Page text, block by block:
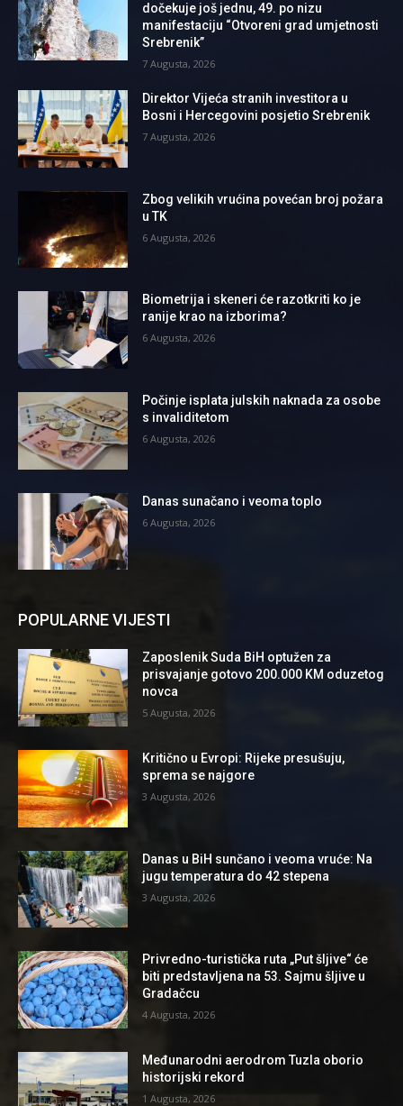
dočekuje još jednu, 49. po nizu
manifestaciju “Otvoreni grad umjetnosti
Srebrenik”
7 Augusta, 2026
Direktor Vijeća stranih investitora u
Bosni i Hercegovini posjetio Srebrenik
7 Augusta, 2026
Zbog velikih vrućina povećan broj požara
u TK
6 Augusta, 2026
Biometrija i skeneri će razotkriti ko je
ranije krao na izborima?
6 Augusta, 2026
Počinje isplata julskih naknada za osobe
s invaliditetom
6 Augusta, 2026
Danas sunačano i veoma toplo
6 Augusta, 2026
POPULARNE VIJESTI
Zaposlenik Suda BiH optužen za
prisvajanje gotovo 200.000 KM oduzetog
novca
5 Augusta, 2026
Kritično u Evropi: Rijeke presušuju,
sprema se najgore
3 Augusta, 2026
Danas u BiH sunčano i veoma vruće: Na
jugu temperatura do 42 stepena
3 Augusta, 2026
Privredno-turistička ruta „Put šljive“ će
biti predstavljena na 53. Sajmu šljive u
Gradačcu
4 Augusta, 2026
Međunarodni aerodrom Tuzla oborio
historijski rekord
1 Augusta, 2026